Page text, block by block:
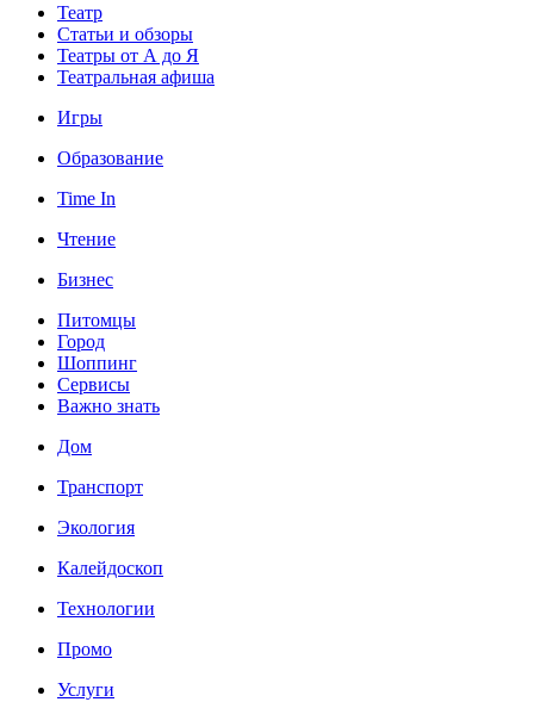
Театр
Статьи и обзоры
Театры от А до Я
Театральная афиша
Игры
Образование
Time In
Чтение
Бизнес
Питомцы
Город
Шоппинг
Сервисы
Важно знать
Дом
Транспорт
Экология
Калейдоскоп
Технологии
Промо
Услуги